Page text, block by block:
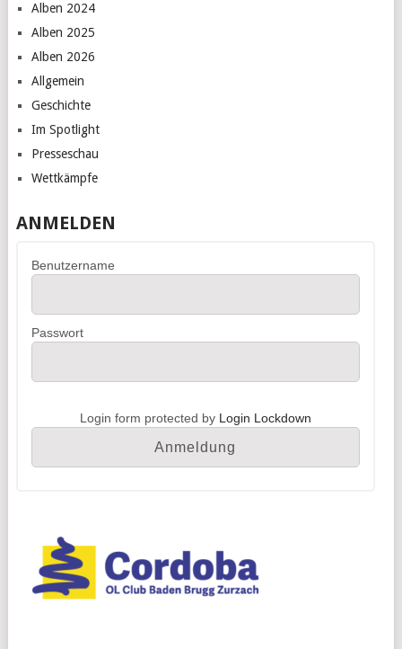
Alben 2024
Alben 2025
Alben 2026
Allgemein
Geschichte
Im Spotlight
Presseschau
Wettkämpfe
ANMELDEN
Benutzername
Passwort
Login form protected by Login Lockdown